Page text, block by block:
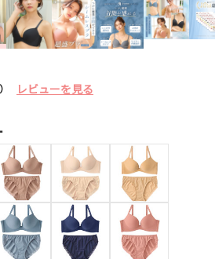
レビューを見る